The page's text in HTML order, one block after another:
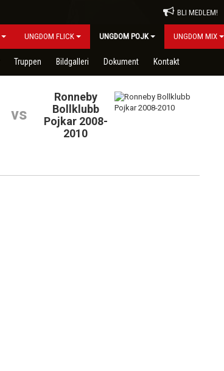
BLI MEDLEM!
UNGDOM FLICK UNGDOM POJK UNGDOM MIX
Truppen Bildgalleri Dokument Kontakt
vs
Ronneby
Bollklubb
Pojkar 2008-
2010